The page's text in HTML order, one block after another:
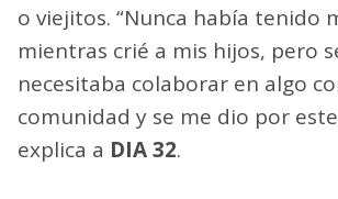
o viejitos. “Nunca había tenido
mientras crié a mis hijos, pero
necesitaba colaborar en algo
comunidad y se me dio por
explica a DIA 32.